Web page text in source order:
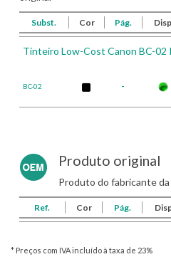
Subst. Cor Pág.
Tinteiro Low-Cost Canon BC-02
BC-02 -
Produto original
Produto do fabricante
Ref. Cor Pág.
* Preços com IVA incluído à taxa de 23%